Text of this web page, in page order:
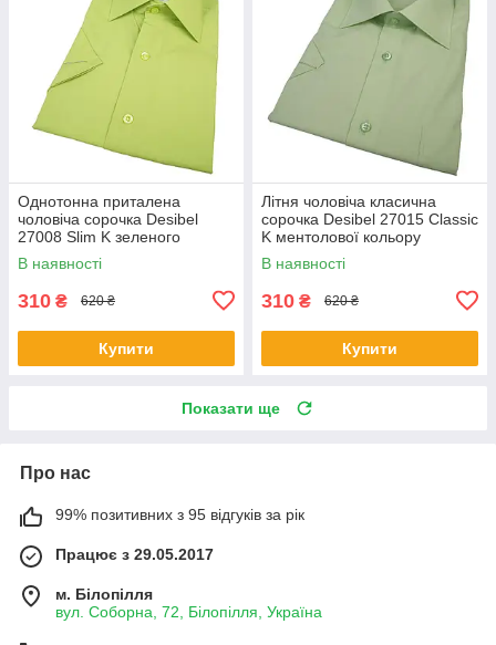
Однотонна приталена
чоловіча сорочка Desibel
27008 Slim K зеленого
кольору короткий рукав
В наявності
310 ₴ 620 ₴
Купити
Літня чоловіча класична
сорочка Desibel 27015 Classic
K ментолової кольору
В наявності
310 ₴ 620 ₴
Купити
Показати ще
Про нас
99% позитивних з 95 відгуків за рік
Працює з 29.05.2017
м. Білопілля
вул. Соборна, 72, Білопілля, Україна